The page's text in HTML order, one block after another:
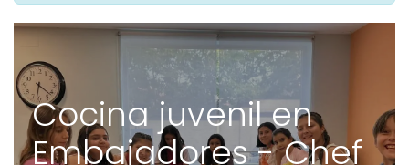
Cocina juvenil en
Embajadores - Chef